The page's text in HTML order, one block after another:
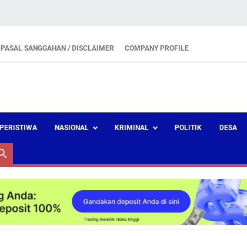
PASAL SANGGAHAN / DISCLAIMER COMPANY PROFILE
PERISTIWA NASIONAL KRIMINAL POLITIK DESA